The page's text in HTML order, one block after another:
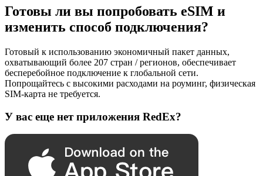
Готовы ли вы попробовать eSIM и
изменить способ подключения?
Готовый к использованию экономичный пакет данных,
охватывающий более 207 стран / регионов, обеспечивает
бесперебойное подключение к глобальной сети.
Попрощайтесь с высокими расходами на роуминг, физическая
SIM-карта не требуется.
У вас еще нет приложения RedEx?